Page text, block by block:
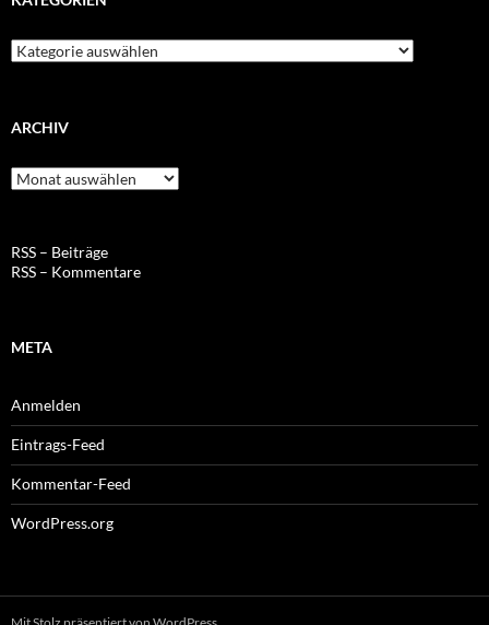
Kategorien
ARCHIV
Archiv
RSS – Beiträge
RSS – Kommentare
META
Anmelden
Eintrags-Feed
Kommentar-Feed
WordPress.org